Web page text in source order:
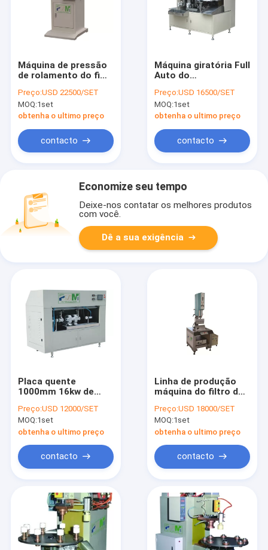
Máquina de pressão
de rolamento do fim
da soldadura do filtro
Preço:USD 22500/SET
MOQ:1set
obtenha o ultimo preço
contacto
Máquina giratória Full
Auto do
calor de soldadura de
Glueless do filtro de
ECO
Preço:USD 16500/SET
MOQ:1set
obtenha o ultimo preço
contacto
Economize seu tempo
Deixe-nos contatar os melhores produtos
com você.
Dê a sua exigência
Placa quente
1000mm 16kw de
soldadura do filtro da
única estação
Preço:USD 12000/SET
MOQ:1set
obtenha o ultimo preço
contacto
Linha de produção
máquina do filtro de
ultrassônica de
200mm
Preço:USD 18000/SET
MOQ:1set
obtenha o ultimo preço
contacto